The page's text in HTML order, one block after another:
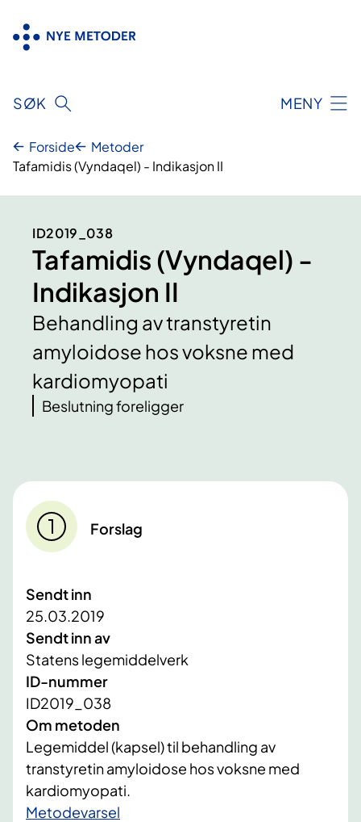
innhold
SØK MENY
Forside
Metoder
Tafamidis (Vyndaqel) - Indikasjon II
ID2019_038
Tafamidis (Vyndaqel) -
Indikasjon II
Behandling av transtyretin
amyloidose hos voksne med
kardiomyopati
Beslutning foreligger
Forslag
Sendt inn
25.03.2019
Sendt inn av
Statens legemiddelverk
ID-nummer
ID2019_038
Om metoden
Legemiddel (kapsel) til behandling av
transtyretin amyloidose hos voksne med
kardiomyopati.
​Metodevarsel